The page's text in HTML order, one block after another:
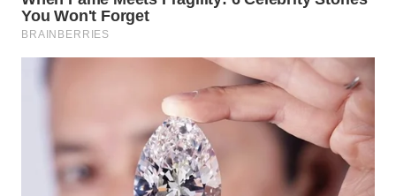
TINGGI
WN
KARAWANG
WN